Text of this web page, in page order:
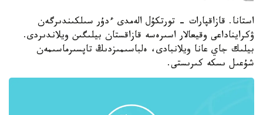
استانا. قازاقپارات - تورتكۇل الەمدى ءدۇر سىلكىندىرگەن
ۋكرايناداعى وقيعالار اسىرەسە قازاقستان بيلىگىن ويلاندىردى.
بيلىك جاي عانا ويلانبادى، ەلباسىمىزدىڭ تاپسىرماسىمەن
شۇعىل ىسكە كىرىستى.